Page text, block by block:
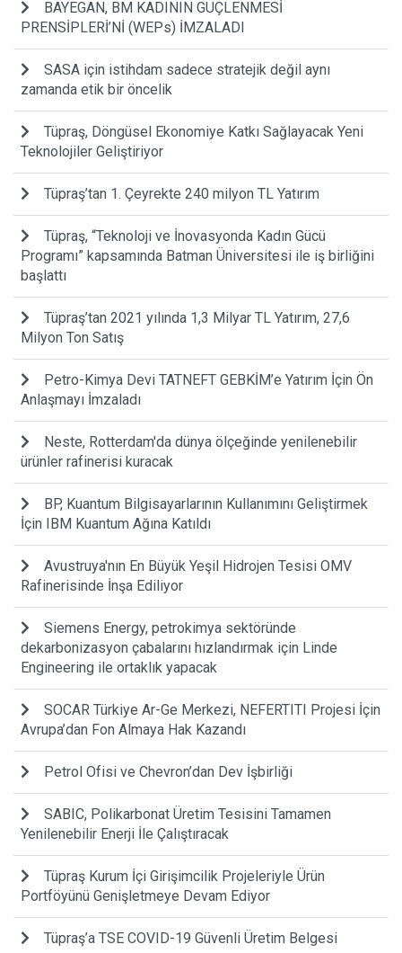
BAYEGAN, BM KADININ GÜÇLENMESİ
PRENSİPLERİ’Nİ (WEPs) İMZALADI
SASA için istihdam sadece stratejik değil aynı
zamanda etik bir öncelik
Tüpraş, Döngüsel Ekonomiye Katkı Sağlayacak Yeni
Teknolojiler Geliştiriyor
Tüpraş’tan 1. Çeyrekte 240 milyon TL Yatırım
Tüpraş, “Teknoloji ve İnovasyonda Kadın Gücü
Programı” kapsamında Batman Üniversitesi ile iş birliğini
başlattı
Tüpraş’tan 2021 yılında 1,3 Milyar TL Yatırım, 27,6
Milyon Ton Satış
Petro-Kimya Devi TATNEFT GEBKİM’e Yatırım İçin Ön
Anlaşmayı İmzaladı
Neste, Rotterdam'da dünya ölçeğinde yenilenebilir
ürünler rafinerisi kuracak
BP, Kuantum Bilgisayarlarının Kullanımını Geliştirmek
İçin IBM Kuantum Ağına Katıldı
Avustruya'nın En Büyük Yeşil Hidrojen Tesisi OMV
Rafinerisinde İnşa Ediliyor
Siemens Energy, petrokimya sektöründe
dekarbonizasyon çabalarını hızlandırmak için Linde
Engineering ile ortaklık yapacak
SOCAR Türkiye Ar-Ge Merkezi, NEFERTITI Projesi İçin
Avrupa’dan Fon Almaya Hak Kazandı
Petrol Ofisi ve Chevron’dan Dev İşbirliği
SABIC, Polikarbonat Üretim Tesisini Tamamen
Yenilenebilir Enerji İle Çalıştıracak
Tüpraş Kurum İçi Girişimcilik Projeleriyle Ürün
Portföyünü Genişletmeye Devam Ediyor
Tüpraş’a TSE COVID-19 Güvenli Üretim Belgesi